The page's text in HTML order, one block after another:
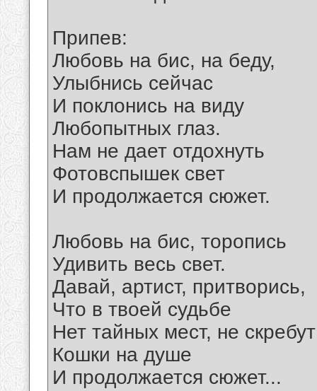
Припев:
Любовь на бис, на беду,
Улыбнись сейчас
И поклонись на виду
Любопытных глаз.
Нам не дает отдохнуть
Фотовспышек свет
И продолжается сюжет.
Любовь на бис, торопись
Удивить весь свет.
Давай, артист, притворись,
Что в твоей судьбе
Нет тайных мест, не скребут
Кошки на душе
И продолжается сюжет...